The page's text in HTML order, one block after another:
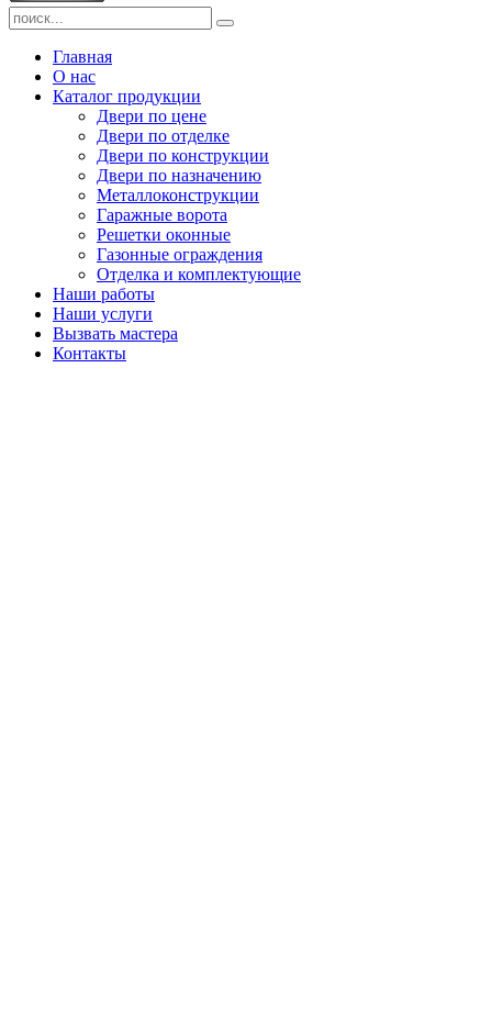
Главная
О нас
Каталог продукции
Двери по цене
Двери по отделке
Двери по конструкции
Двери по назначению
Металлоконструкции
Гаражные ворота
Решетки оконные
Газонные ограждения
Отделка и комплектующие
Наши работы
Наши услуги
Вызвать мастера
Контакты